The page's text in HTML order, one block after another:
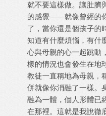
就不要這樣做。讓肚臍
的感覺——就像曾經的
了，當你還是個孩子的
知道有什麼煩惱，有什
心與母親的心一起跳動
樣的情況也會發生在地
教徒一直稱地為母親，
併就像你消融了一樣。
融為一體，個人形體已
在那裡。這就是我說徹